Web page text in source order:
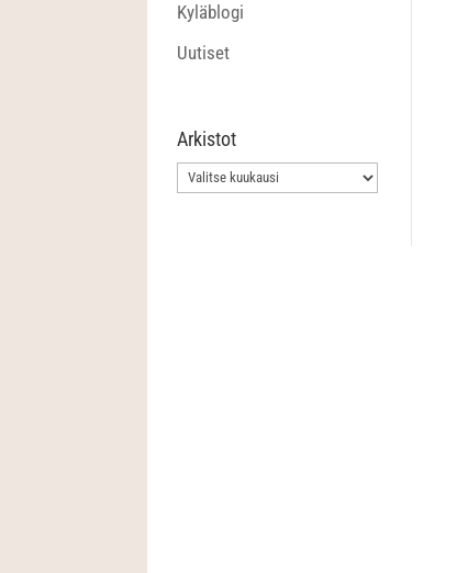
Kyläblogi
Uutiset
Arkistot
Arkistot